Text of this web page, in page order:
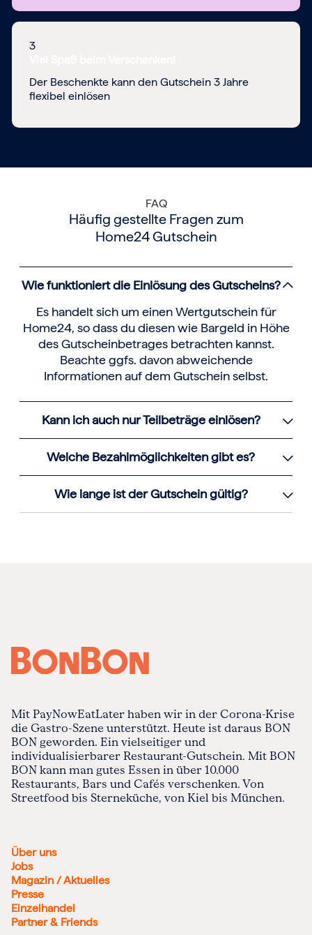
3
Der Beschenkte kann den Gutschein 3 Jahre
flexibel einlösen
FAQ
Häufig gestellte Fragen zum
Home24 Gutschein
Wie funktioniert die Einlösung des Gutscheins?
Es handelt sich um einen Wertgutschein für
Home24, so dass du diesen wie Bargeld in Höhe
des Gutscheinbetrages betrachten kannst.
Beachte ggfs. davon abweichende
Informationen auf dem Gutschein selbst.
Kann ich auch nur Teilbeträge einlösen?
Welche Bezahlmöglichkeiten gibt es?
Wie lange ist der Gutschein gültig?
Mit PayNowEatLater haben wir in der Corona-Krise
die Gastro-Szene unterstützt. Heute ist daraus BON
BON geworden. Ein vielseitiger und
individualisierbarer Restaurant-Gutschein. Mit BON
BON kann man gutes Essen in über 10.000
Restaurants, Bars und Cafés verschenken. Von
Streetfood bis Sterneküche, von Kiel bis München.
Über uns
Jobs
Magazin / Aktuelles
Presse
Einzelhandel
Partner & Friends